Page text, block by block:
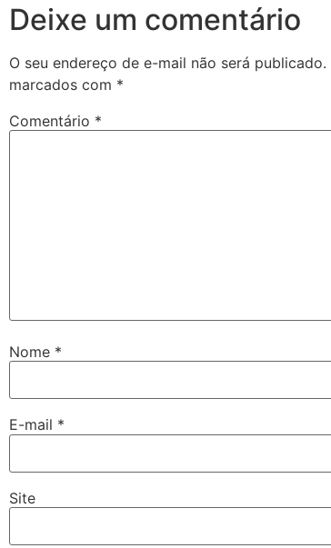
Deixe um comentário
O seu endereço de e-mail não será publicado.
marcados com *
Comentário *
Nome *
E-mail *
Site